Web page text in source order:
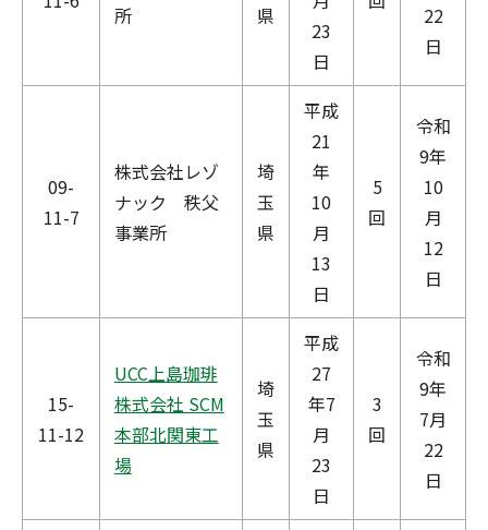
所 県
23
日
22
日
09-
11-7
株式会社レゾ
ナック 秩父
事業所
埼
玉
県
平成
21
年
10
月
13
日
5
回
令和
9年
10
月
12
日
15-
11-12
UCC上島珈琲
株式会社 SCM
本部北関東工
場
埼
玉
県
平成
27
年7
月
23
日
3
回
令和
9年
7月
22
日